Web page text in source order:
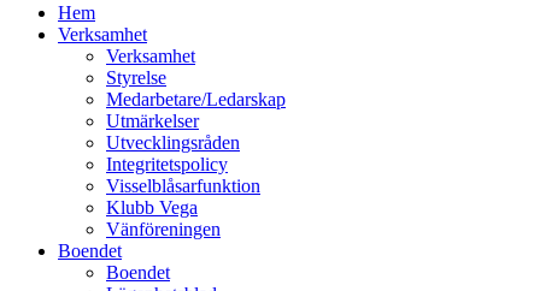
vidare
Hem
Verksamhet
Verksamhet
Styrelse
Medarbetare/Ledarskap
Utmärkelser
Utvecklingsråden
Integritetspolicy
Visselblåsarfunktion
Klubb Vega
Vänföreningen
Boendet
Boendet